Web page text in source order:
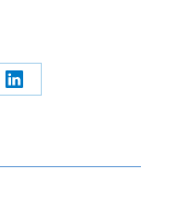
Share